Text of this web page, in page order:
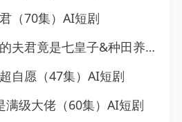
（70集）AI短剧
&种田养崽捡来的夫君竟是七皇子（60集）AI短剧
自愿（47集）AI短剧
满级大佬（60集）AI短剧